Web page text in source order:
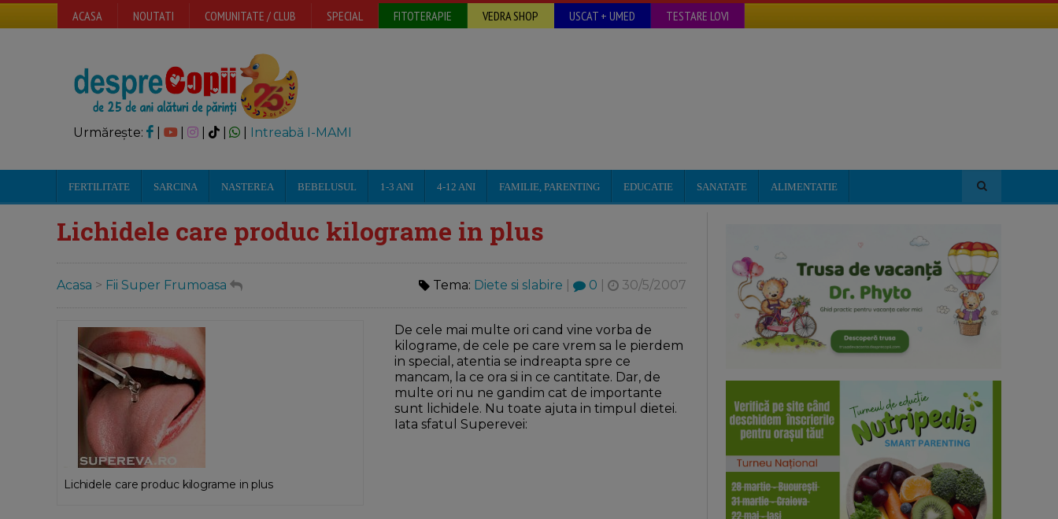
ACASA NOUTATI COMUNITATE / CLUB SPECIAL FITOTERAPIE VEDRA SHOP USCAT + UMED TESTARE LOVI
Urmărește: | | Intreabă I-MAMI
FERTILITATE SARCINA NASTEREA BEBELUSUL 1-3 ANI 4-12 ANI FAMILIE, PARENTING EDUCATIE SANATATE ALIMENTATIE
Lichidele care produc kilograme in plus
Acasa > Fii Super Frumoasa Tema: Diete si slabire 0 30/5/2007
Lichidele care produc kilograme in plus
De cele mai multe ori cand vine vorba de
kilograme, de cele pe care vrem sa le pierdem
in special, atentia se indreapta spre ce
mancam, la ce ora si in ce cantitate. Dar, de
multe ori nu ne gandim cat de importante
sunt lichidele. Nu toate ajuta in timpul dietei.
Iata sfatul Superevei: